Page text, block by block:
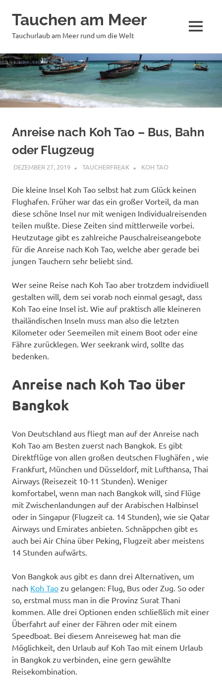
Zum
Inhalt
springen
Tauchen am Meer
Tauchurlaub am Meer rund um die Welt MENÜ
Anreise nach Koh Tao – Bus, Bahn
oder Flugzeug
DEZEMBER 27, 2019 TAUCHERFREAK KOH TAO
Die kleine Insel Koh Tao selbst hat zum Glück keinen
Flughafen. Früher war das ein großer Vorteil, da man
diese schöne Insel nur mit wenigen Individualreisenden
teilen mußte. Diese Zeiten sind mittlerweile vorbei.
Heutzutage gibt es zahlreiche Pauschalreiseangebote
für die Anreise nach Koh Tao, welche aber gerade bei
jungen Tauchern sehr beliebt sind.
Wer seine Reise nach Koh Tao aber trotzdem indvidiuell
gestalten will, dem sei vorab noch einmal gesagt, dass
Koh Tao eine Insel ist. Wie auf praktisch alle kleineren
thailändischen Inseln muss man also die letzten
Kilometer oder Seemeilen mit einem Boot oder eine
Fähre zurücklegen. Wer seekrank wird, sollte das
bedenken.
Anreise nach Koh Tao über
Bangkok
Von Deutschland aus fliegt man auf der Anreise nach
Koh Tao am Besten zuerst nach Bangkok. Es gibt
Direktflüge von allen großen deutschen Flughäfen , wie
Frankfurt, München und Düsseldorf, mit Lufthansa, Thai
Airways (Reisezeit 10-11 Stunden). Weniger
komfortabel, wenn man nach Bangkok will, sind Flüge
mit Zwischenlandungen auf der Arabischen Halbinsel
oder in Singapur (Flugzeit ca. 14 Stunden), wie sie Qatar
Airways und Emirates anbieten. Schnäppchen gibt es
auch bei Air China über Peking, Flugzeit aber meistens
14 Stunden aufwärts.
Von Bangkok aus gibt es dann drei Alternativen, um
nach Koh Tao zu gelangen: Flug, Bus oder Zug. So oder
so, erstmal muss man in die Provinz Surat Thani
kommen. Alle drei Optionen enden schließlich mit einer
Überfahrt auf einer der Fähren oder mit einem
Speedboat. Bei diesem Anreiseweg hat man die
Möglichkeit, den Urlaub auf Koh Tao mit einem Urlaub
in Bangkok zu verbinden, eine gern gewählte
Reisekombination.